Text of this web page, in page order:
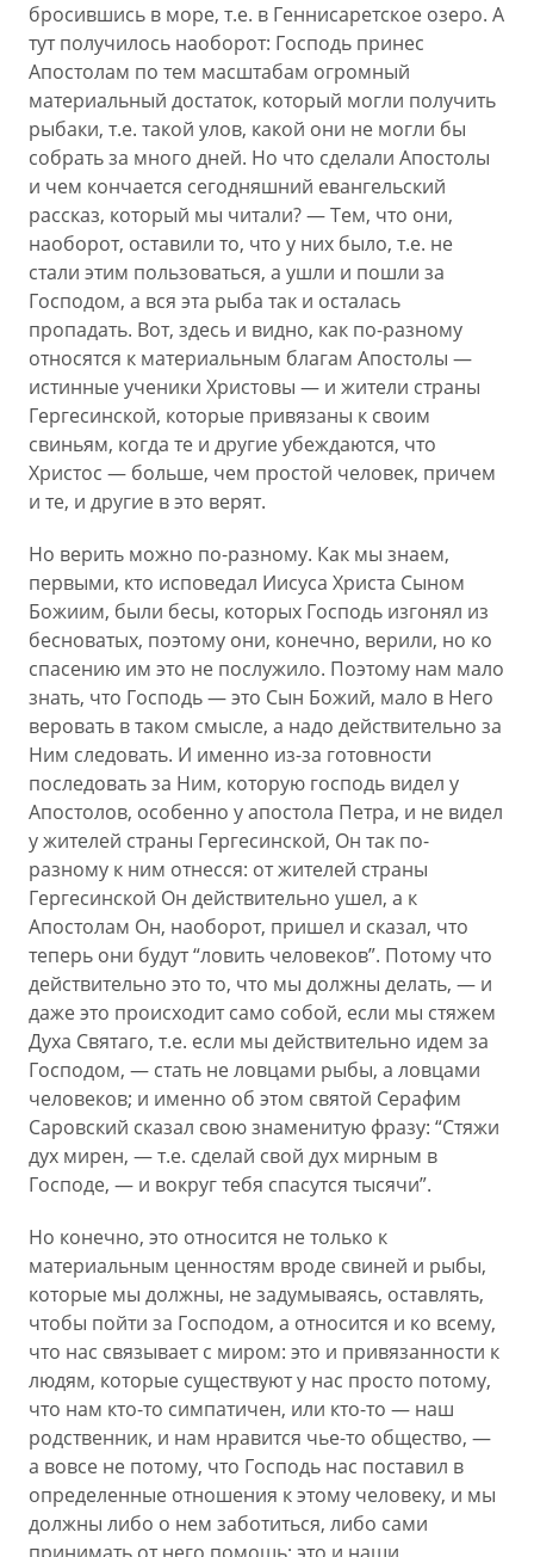
бросившись в море, т.е. в Геннисаретское озеро. А
тут получилось наоборот: Господь принес
Апостолам по тем масштабам огромный
материальный достаток, который могли получить
рыбаки, т.е. такой улов, какой они не могли бы
собрать за много дней. Но что сделали Апостолы
и чем кончается сегодняшний евангельский
рассказ, который мы читали? — Тем, что они,
наоборот, оставили то, что у них было, т.е. не
стали этим пользоваться, а ушли и пошли за
Господом, а вся эта рыба так и осталась
пропадать. Вот, здесь и видно, как по-разному
относятся к материальным благам Апостолы —
истинные ученики Христовы — и жители страны
Гергесинской, которые привязаны к своим
свиньям, когда те и другие убеждаются, что
Христос — больше, чем простой человек, причем
и те, и другие в это верят.
Но верить можно по-разному. Как мы знаем,
первыми, кто исповедал Иисуса Христа Сыном
Божиим, были бесы, которых Господь изгонял из
бесноватых, поэтому они, конечно, верили, но ко
спасению им это не послужило. Поэтому нам мало
знать, что Господь — это Сын Божий, мало в Него
веровать в таком смысле, а надо действительно за
Ним следовать. И именно из-за готовности
последовать за Ним, которую господь видел у
Апостолов, особенно у апостола Петра, и не видел
у жителей страны Гергесинской, Он так по-
разному к ним отнесся: от жителей страны
Гергесинской Он действительно ушел, а к
Апостолам Он, наоборот, пришел и сказал, что
теперь они будут “ловить человеков”. Потому что
действительно это то, что мы должны делать, — и
даже это происходит само собой, если мы стяжем
Духа Святаго, т.е. если мы действительно идем за
Господом, — стать не ловцами рыбы, а ловцами
человеков; и именно об этом святой Серафим
Саровский сказал свою знаменитую фразу: “Стяжи
дух мирен, — т.е. сделай свой дух мирным в
Господе, — и вокруг тебя спасутся тысячи”.
Но конечно, это относится не только к
материальным ценностям вроде свиней и рыбы,
которые мы должны, не задумываясь, оставлять,
чтобы пойти за Господом, а относится и ко всему,
что нас связывает с миром: это и привязанности к
людям, которые существуют у нас просто потому,
что нам кто-то симпатичен, или кто-то — наш
родственник, и нам нравится чье-то общество, —
а вовсе не потому, что Господь нас поставил в
определенные отношения к этому человеку, и мы
должны либо о нем заботиться, либо сами